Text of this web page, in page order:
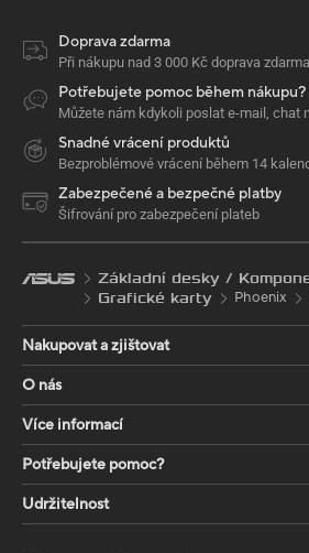
Doprava zdarma
Při nákupu nad 3 000 Kč doprava zdarma
Potřebujete pomoc během nákupu?
Můžete nám kdykoli poslat e-mail, chat
Snadné vrácení produktů
Bezproblémové vrácení během 14
Zabezpečené a bezpečné platby
Šifrování pro zabezpečení plateb
Základní desky /
Grafické karty
Phoenix
Nakupovat a zjištovat
O nás
Více informací
Potřebujete pomoc?
Udržitelnost